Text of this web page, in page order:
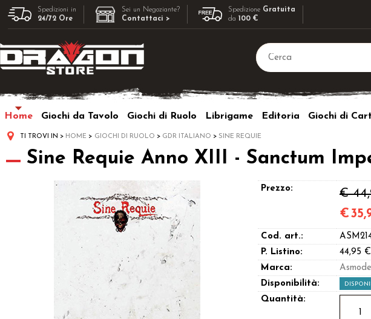
Spedizioni in
24/72 Ore
Sei un Negoziante?
Contattaci >
Spedizione Gratuita
da100 €
Home Giochi da Tavolo Giochi di Ruolo Librigame Editoria Giochi di
TI TROVI IN HOME GIOCHI DI RUOLO GDR ITALIANO SINE REQUIE
Sine Requie Anno XIII - Sanctum
Prezzo: €
€
Cod. art.:
P. Listino:
44,95 €
Marca:
Disponibilità:
Quantità: